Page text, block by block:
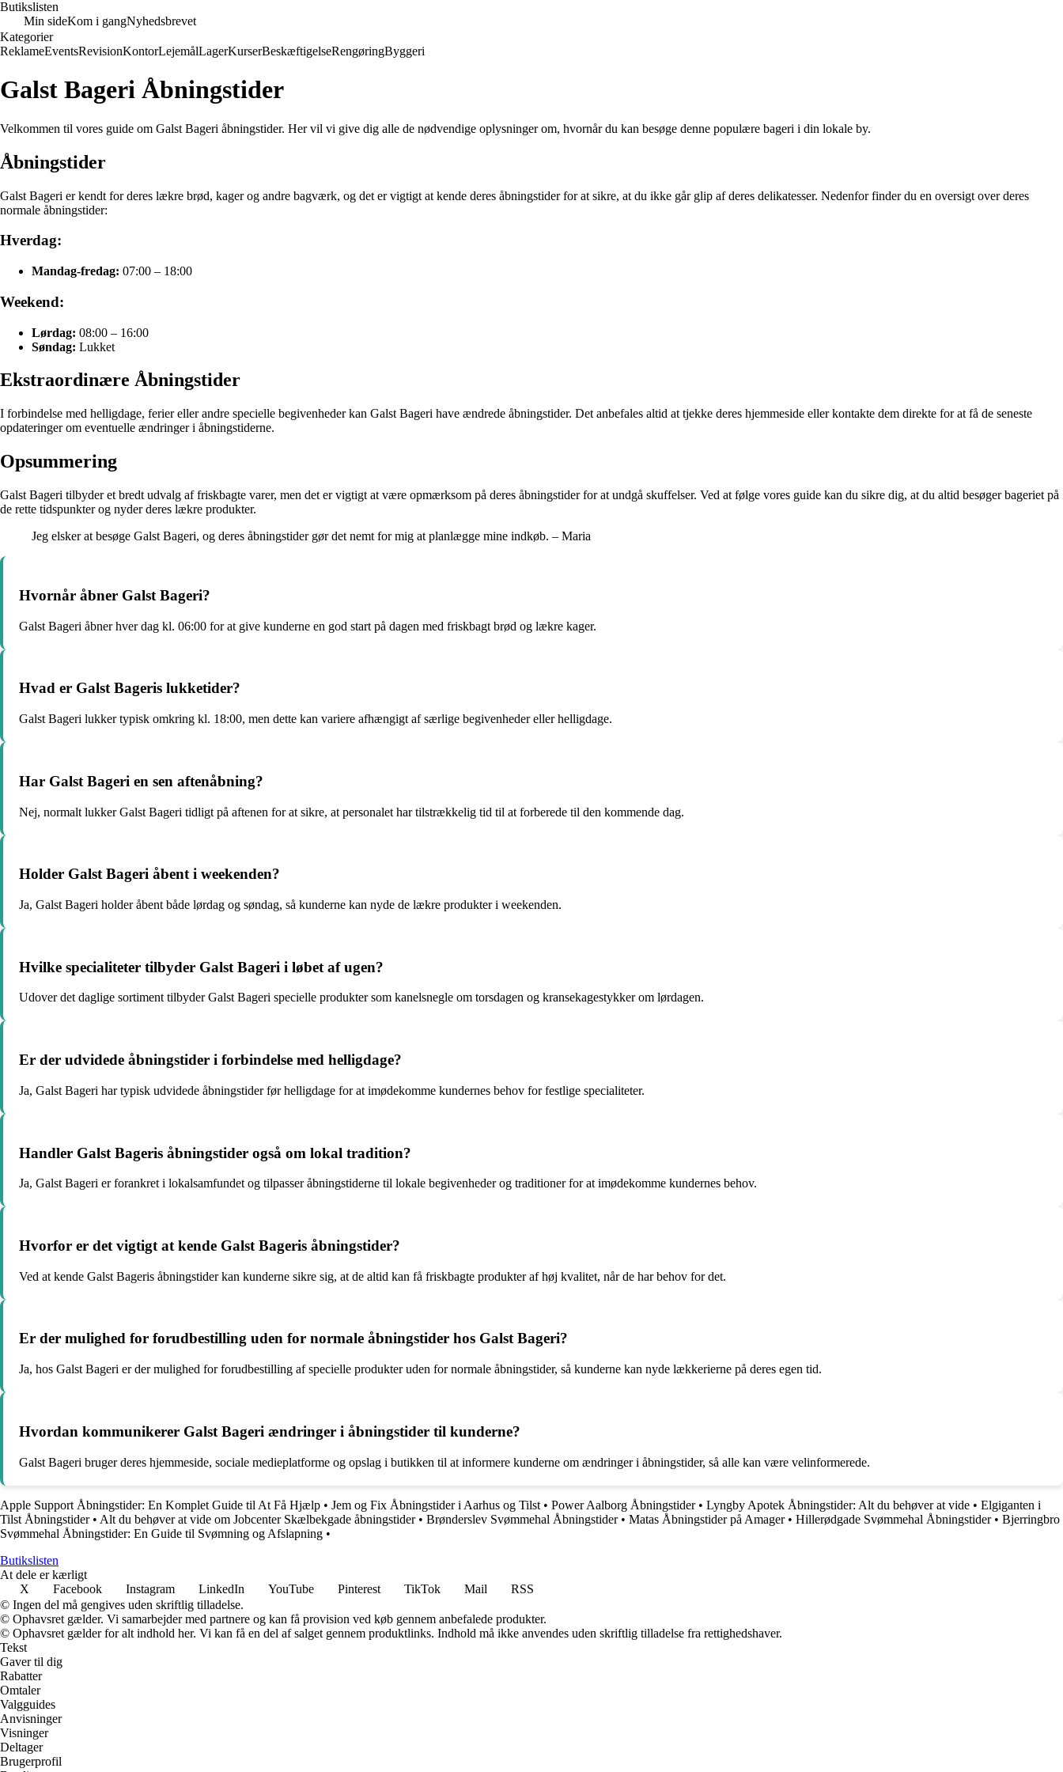
Butikslisten
Min sideKom i gangNyhedsbrevet
Kategorier
ReklameEventsRevisionKontorLejemålLagerKurserBeskæftigelseRengøringByggeri
Galst Bageri Åbningstider
Velkommen til vores guide om Galst Bageri åbningstider. Her vil vi give dig alle de nødvendige oplysninger om, hvornår du kan besøge denne populære bageri i din lokale by.
Åbningstider
Galst Bageri er kendt for deres lækre brød, kager og andre bagværk, og det er vigtigt at kende deres åbningstider for at sikre, at du ikke går glip af deres delikatesser. Nedenfor finder du en oversigt over deres
normale åbningstider:
Hverdag:
Mandag-fredag: 07:00 – 18:00
Weekend:
Lørdag: 08:00 – 16:00
Søndag: Lukket
Ekstraordinære Åbningstider
I forbindelse med helligdage, ferier eller andre specielle begivenheder kan Galst Bageri have ændrede åbningstider. Det anbefales altid at tjekke deres hjemmeside eller kontakte dem direkte for at få de seneste
opdateringer om eventuelle ændringer i åbningstiderne.
Opsummering
Galst Bageri tilbyder et bredt udvalg af friskbagte varer, men det er vigtigt at være opmærksom på deres åbningstider for at undgå skuffelser. Ved at følge vores guide kan du sikre dig, at du altid besøger bageriet på
de rette tidspunkter og nyder deres lækre produkter.
Jeg elsker at besøge Galst Bageri, og deres åbningstider gør det nemt for mig at planlægge mine indkøb. – Maria
Hvornår åbner Galst Bageri?
Galst Bageri åbner hver dag kl. 06:00 for at give kunderne en god start på dagen med friskbagt brød og lækre kager.
Hvad er Galst Bageris lukketider?
Galst Bageri lukker typisk omkring kl. 18:00, men dette kan variere afhængigt af særlige begivenheder eller helligdage.
Har Galst Bageri en sen aftenåbning?
Nej, normalt lukker Galst Bageri tidligt på aftenen for at sikre, at personalet har tilstrækkelig tid til at forberede til den kommende dag.
Holder Galst Bageri åbent i weekenden?
Ja, Galst Bageri holder åbent både lørdag og søndag, så kunderne kan nyde de lækre produkter i weekenden.
Hvilke specialiteter tilbyder Galst Bageri i løbet af ugen?
Udover det daglige sortiment tilbyder Galst Bageri specielle produkter som kanelsnegle om torsdagen og kransekagestykker om lørdagen.
Er der udvidede åbningstider i forbindelse med helligdage?
Ja, Galst Bageri har typisk udvidede åbningstider før helligdage for at imødekomme kundernes behov for festlige specialiteter.
Handler Galst Bageris åbningstider også om lokal tradition?
Ja, Galst Bageri er forankret i lokalsamfundet og tilpasser åbningstiderne til lokale begivenheder og traditioner for at imødekomme kundernes behov.
Hvorfor er det vigtigt at kende Galst Bageris åbningstider?
Ved at kende Galst Bageris åbningstider kan kunderne sikre sig, at de altid kan få friskbagte produkter af høj kvalitet, når de har behov for det.
Er der mulighed for forudbestilling uden for normale åbningstider hos Galst Bageri?
Ja, hos Galst Bageri er der mulighed for forudbestilling af specielle produkter uden for normale åbningstider, så kunderne kan nyde lækkerierne på deres egen tid.
Hvordan kommunikerer Galst Bageri ændringer i åbningstider til kunderne?
Galst Bageri bruger deres hjemmeside, sociale medieplatforme og opslag i butikken til at informere kunderne om ændringer i åbningstider, så alle kan være velinformerede.
Apple Support Åbningstider: En Komplet Guide til At Få Hjælp • Jem og Fix Åbningstider i Aarhus og Tilst • Power Aalborg Åbningstider• Lyngby Apotek Åbningstider: Alt du behøver at vide • Elgiganten i
Tilst Åbningstider• Alt du behøver at vide om Jobcenter Skælbekgade åbningstider• Brønderslev Svømmehal Åbningstider• Matas Åbningstider på Amager• Hillerødgade Svømmehal Åbningstider• Bjerringbro
Svømmehal Åbningstider: En Guide til Svømning og Afslapning •
Butikslisten
At dele er kærligt
X
Facebook Instagram LinkedIn YouTube Pinterest TikTok Mail
RSS
© Ingen del må gengives uden skriftlig tilladelse.
© Ophavsret gælder. Vi samarbejder med partnere og kan få provision ved køb gennem anbefalede produkter.
© Ophavsret gælder for alt indhold her. Vi kan få en del af salget gennem produktlinks. Indhold må ikke anvendes uden skriftlig tilladelse fra rettighedshaver.
Tekst
Gaver til dig
Rabatter
Omtaler
Valgguides
Anvisninger
Visninger
Deltager
Brugerprofil